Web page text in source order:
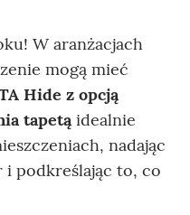
W aranżacjach
mogą mieć
Hide z opcją
tapetąidealnie
nadając
podkreślając to, co